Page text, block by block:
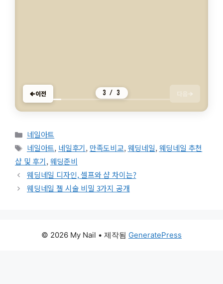
7,458명이 읽었어요
네일아트
7,345명이 읽었어요
네일아트
4,480명이 읽었어요
네일아트
이전
카테고리
네일아트
태그
네일아트,네일후기,만족도비교,웨딩네일
웨딩네일 젤 시술 비밀 3가지 공개